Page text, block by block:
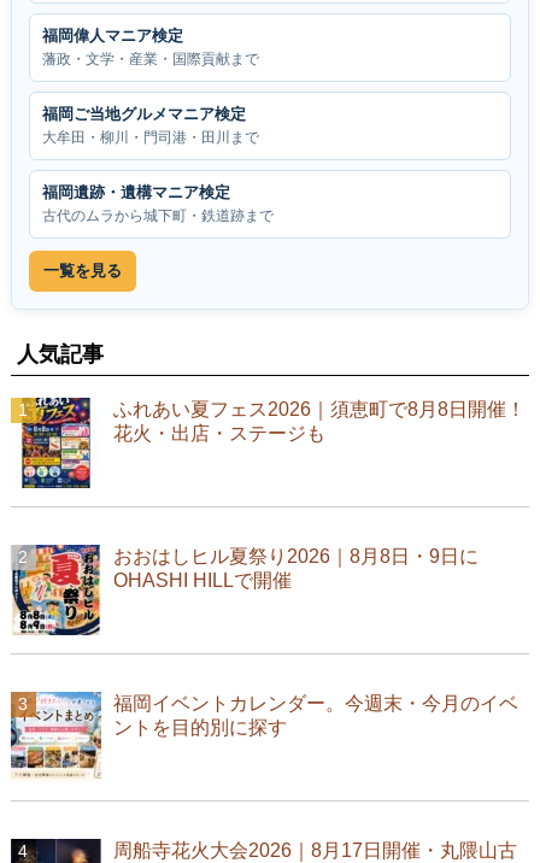
福岡偉人マニア検定
藩政・文学・産業・国際貢献まで
福岡ご当地グルメマニア検定
大牟田・柳川・門司港・田川まで
福岡遺跡・遺構マニア検定
古代のムラから城下町・鉄道跡まで
一覧を見る
人気記事
ふれあい夏フェス2026｜須恵町で8月8日開催！
花火・出店・ステージも
おおはしヒル夏祭り2026｜8月8日・9日に
OHASHI HILLで開催
福岡イベントカレンダー。今週末・今月のイベ
ントを目的別に探す
周船寺花火大会2026｜8月17日開催・丸隈山古